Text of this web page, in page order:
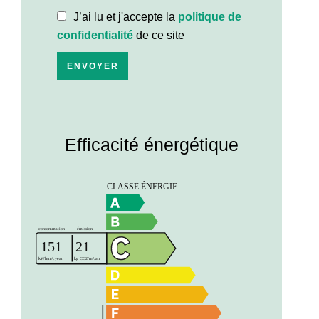
J’ai lu et j'accepte la politique de
confidentialité de ce site
ENVOYER
Efficacité énergétique